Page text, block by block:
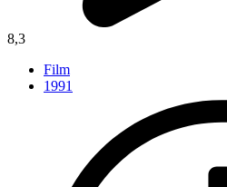
8,3
Film
1991